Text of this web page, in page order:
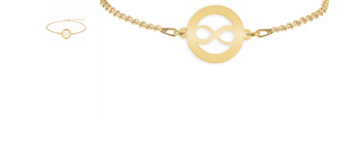
Bijuterii din argint placate cu aur